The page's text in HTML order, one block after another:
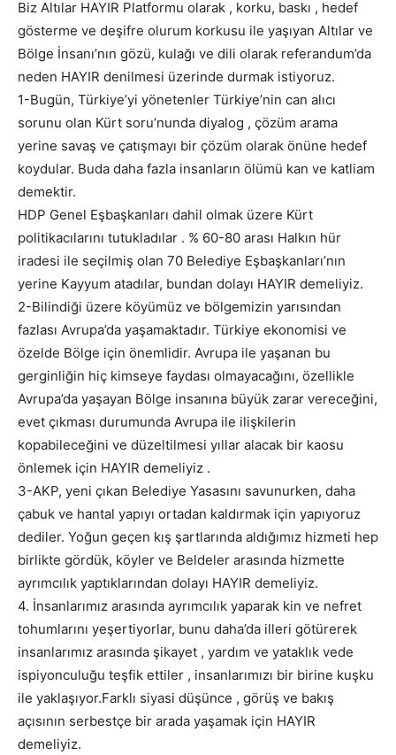
Biz Altılar HAYIR Platformu olarak , korku, baskı , hedef
gösterme ve deşifre olurum korkusu ile yaşıyan Altılar ve
Bölge İnsanı’nın gözü, kulağı ve dili olarak referandum’da
neden HAYIR denilmesi üzerinde durmak istiyoruz.
1-Bugün, Türkiye’yi yönetenler Türkiye’nin can alıcı
sorunu olan Kürt soru’nunda diyalog , çözüm arama
yerine savaş ve çatışmayı bir çözüm olarak önüne hedef
koydular. Buda daha fazla insanların ölümü kan ve katliam
demektir.
HDP Genel Eşbaşkanları dahil olmak üzere Kürt
politikacılarını tutukladılar . % 60-80 arası Halkın hür
iradesi ile seçilmiş olan 70 Belediye Eşbaşkanları’nın
yerine Kayyum atadılar, bundan dolayı HAYIR demeliyiz.
2-Bilindiği üzere köyümüz ve bölgemizin yarısından
fazlası Avrupa’da yaşamaktadır. Türkiye ekonomisi ve
özelde Bölge için önemlidir. Avrupa ile yaşanan bu
gerginliğin hiç kimseye faydası olmayacağını, özellikle
Avrupa’da yaşayan Bölge insanına büyük zarar vereceğini,
evet çıkması durumunda Avrupa ile ilişkilerin
kopabileceğini ve düzeltilmesi yıllar alacak bir kaosu
önlemek için HAYIR demeliyiz .
3-AKP, yeni çıkan Belediye Yasasını savunurken, daha
çabuk ve hantal yapıyı ortadan kaldırmak için yapıyoruz
dediler. Yoğun geçen kış şartlarında aldığımız hizmeti hep
birlikte gördük, köyler ve Beldeler arasında hizmette
ayrımcılık yaptıklarından dolayı HAYIR demeliyiz.
4. İnsanlarımız arasında ayrımcılık yaparak kin ve nefret
tohumlarını yeşertiyorlar, bunu daha’da illeri götürerek
insanlarımız arasında şikayet , yardım ve yataklık vede
ispiyonculuğu teşfik ettiler , insanlarımızı bir birine kuşku
ile yaklaşıyor.Farklı siyasi düşünce , görüş ve bakış
açısının serbestçe bir arada yaşamak için HAYIR
demeliyiz.